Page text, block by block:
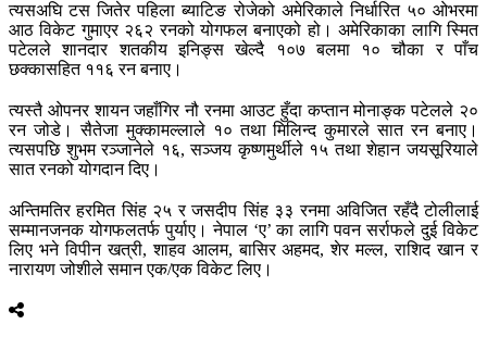
त्यसअघि टस जितेर पहिला ब्याटिङ रोजेको अमेरिकाले निर्धारित ५० ओभरमा
आठ विकेट गुमाएर २६२ रनको योगफल बनाएको हो। अमेरिकाका लागि स्मित
पटेलले शानदार शतकीय इनिङ्स खेल्दै १०७ बलमा १० चौका र पाँच
छक्कासहित ११६ रन बनाए।
त्यस्तै ओपनर शायन जहाँगिर नौ रनमा आउट हुँदा कप्तान मोनाङ्क पटेलले २०
रन जोडे। सैतेजा मुक्कामल्लाले १० तथा मिलिन्द कुमारले सात रन बनाए।
त्यसपछि शुभम रञ्जानेले १६, सञ्जय कृष्णमुर्थीले १५ तथा शेहान जयसूरियाले
सात रनको योगदान दिए।
अन्तिमतिर हरमित सिंह २५ र जसदीप सिंह ३३ रनमा अविजित रहँदै टोलीलाई
सम्मानजनक योगफलतर्फ पुर्याए। नेपाल ‘ए’ का लागि पवन सर्राफले दुई विकेट
लिए भने विपीन खत्री, शाहव आलम, बासिर अहमद, शेर मल्ल, राशिद खान र
नारायण जोशीले समान एक/एक विकेट लिए।